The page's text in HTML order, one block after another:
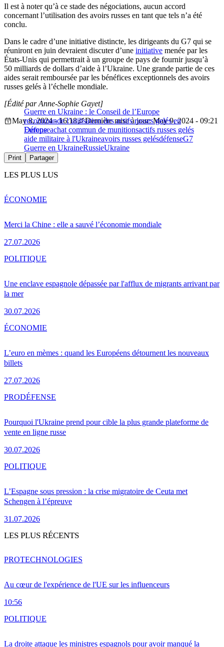
Il est à noter qu’à ce stade des négociations, aucun accord
concernant l’utilisation des avoirs russes en tant que tels n’a été
conclu.
Dans le cadre d’une initiative distincte, les dirigeants du G7 qui se
réuniront en juin devraient discuter d’une initiative menée par les
États-Unis qui permettrait à un groupe de pays de fournir jusqu’à
50 milliards de dollars d’aide à l’Ukraine. Une grande partie de ces
aides serait remboursée par les bénéfices exceptionnels des avoirs
russes gelés à l’échelle mondiale.
Guerre en Ukraine : le Conseil de l’Europe
recommande l’utilisation des actifs russes gelés en
Europe
[Édité par Anne-Sophie Gayet]
May 8, 2024 - 16:18
Dernière mise à jour: May 9, 2024 - 09:21
Défenseachat commun de munitionsactifs russes gelés
aide militaire à l'Ukraineavoirs russes gelésdéfenseG7
Guerre en UkraineRussieUkraine
Print Partager
LES PLUS LUS
Merci la Chine : elle a sauvé l’économie mondiale
27.07.2026
ÉCONOMIE
Une enclave espagnole dépassée par l'afflux de migrants arrivant par
la mer
30.07.2026
POLITIQUE
L’euro en mèmes : quand les Européens détournent les nouveaux
billets
27.07.2026
ÉCONOMIE
Pourquoi l'Ukraine prend pour cible la plus grande plateforme de
vente en ligne russe
30.07.2026
PRODÉFENSE
L’Espagne sous pression : la crise migratoire de Ceuta met
Schengen à l’épreuve
31.07.2026
POLITIQUE
LES PLUS RÉCENTS
Au cœur de l'expérience de l'UE sur les influenceurs
10:56
PROTECHNOLOGIES
La droite attaque les ministres espagnols pour avoir manqué la
POLITIQUE